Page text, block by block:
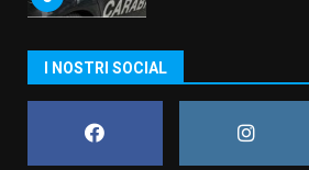
di aperture
Comune di
6 Agosto 2026 14:16
I NOSTRI SOCIAL